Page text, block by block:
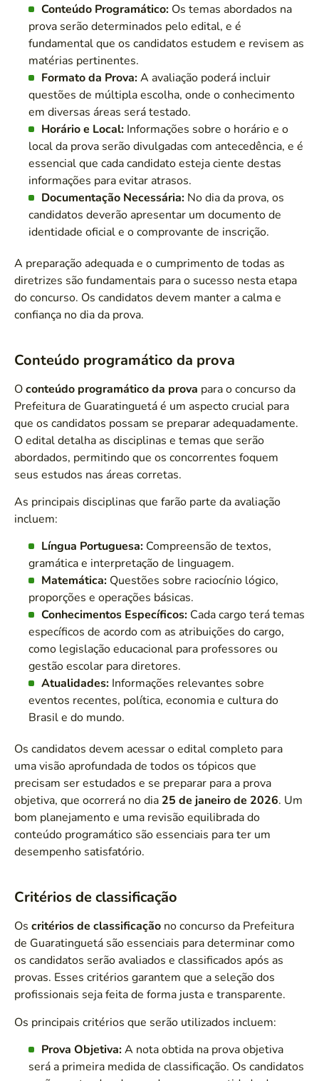
Conteúdo Programático: Os temas abordados na
prova serão determinados pelo edital, e é
fundamental que os candidatos estudem e revisem as
matérias pertinentes.
Formato da Prova:A avaliação poderá incluir
questões de múltipla escolha, onde o conhecimento
em diversas áreas será testado.
Horário e Local: Informações sobre o horário e o
local da prova serão divulgadas com antecedência, e é
essencial que cada candidato esteja ciente destas
informações para evitar atrasos.
Documentação Necessária: No dia da prova, os
candidatos deverão apresentar um documento de
identidade oficial e o comprovante de inscrição.
A preparação adequada e o cumprimento de todas as
diretrizes são fundamentais para o sucesso nesta etapa
do concurso. Os candidatos devem manter a calma e
confiança no dia da prova.
Conteúdo programático da prova
Oconteúdo programático da prova para o concurso da
Prefeitura de Guaratinguetá é um aspecto crucial para
que os candidatos possam se preparar adequadamente.
O edital detalha as disciplinas e temas que serão
abordados, permitindo que os concorrentes foquem
seus estudos nas áreas corretas.
As principais disciplinas que farão parte da avaliação
incluem:
Língua Portuguesa: Compreensão de textos,
gramática e interpretação de linguagem.
Matemática: Questões sobre raciocínio lógico,
proporções e operações básicas.
Conhecimentos Específicos: Cada cargo terá temas
específicos de acordo com as atribuições do cargo,
como legislação educacional para professores ou
gestão escolar para diretores.
Atualidades: Informações relevantes sobre
eventos recentes, política, economia e cultura do
Brasil e do mundo.
Os candidatos devem acessar o edital completo para
uma visão aprofundada de todos os tópicos que
precisam ser estudados e se preparar para a prova
objetiva, que ocorrerá no dia 25 de janeiro de 2026. Um
bom planejamento e uma revisão equilibrada do
conteúdo programático são essenciais para ter um
desempenho satisfatório.
Critérios de classificação
Os critérios de classificação no concurso da Prefeitura
de Guaratinguetá são essenciais para determinar como
os candidatos serão avaliados e classificados após as
provas. Esses critérios garantem que a seleção dos
profissionais seja feita de forma justa e transparente.
Os principais critérios que serão utilizados incluem:
Prova Objetiva:A nota obtida na prova objetiva
será a primeira medida de classificação. Os candidatos